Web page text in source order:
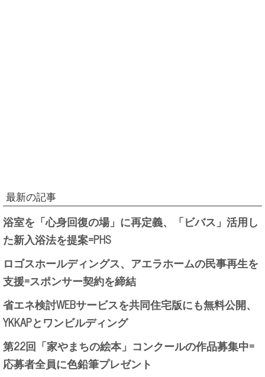
最新の記事
浴室を「心身回復の場」に再定義、「ビバス」活用し
た新入浴法を提案=PHS
ロゴスホールディングス、アエラホームの民事再生を
支援=スポンサー契約を締結
省エネ検討WEBサービスを共同住宅版にも無料公開、
YKKAPとワンビルディング
第22回「家やまちの絵本」コンクールの作品募集中=
応募者全員に色鉛筆プレゼント